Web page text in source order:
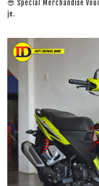
😎 Special Merchandise
je.